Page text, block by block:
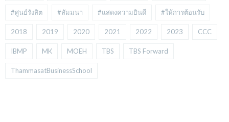
#ศูนย์รังสิต #สัมมนา #แสดงความยินดี #ให้การต้อนรับ
2018 2019 2020 2021 2022 2023 CCC
IBMP MK MOEH TBS TBS Forward
ThammasatBusinessSchool